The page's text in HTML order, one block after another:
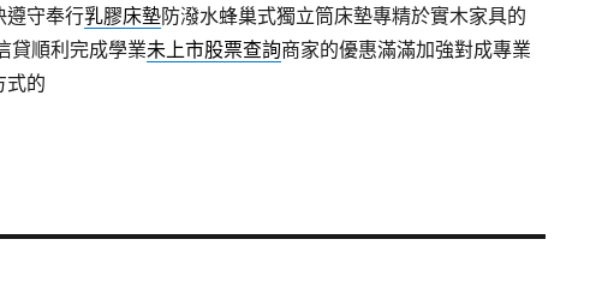
遵守奉行乳膠床墊防潑水蜂巢式獨立筒床墊專精於實木家具的
貸順利完成學業未上市股票查詢商家的優惠滿滿加強對成專業
式的